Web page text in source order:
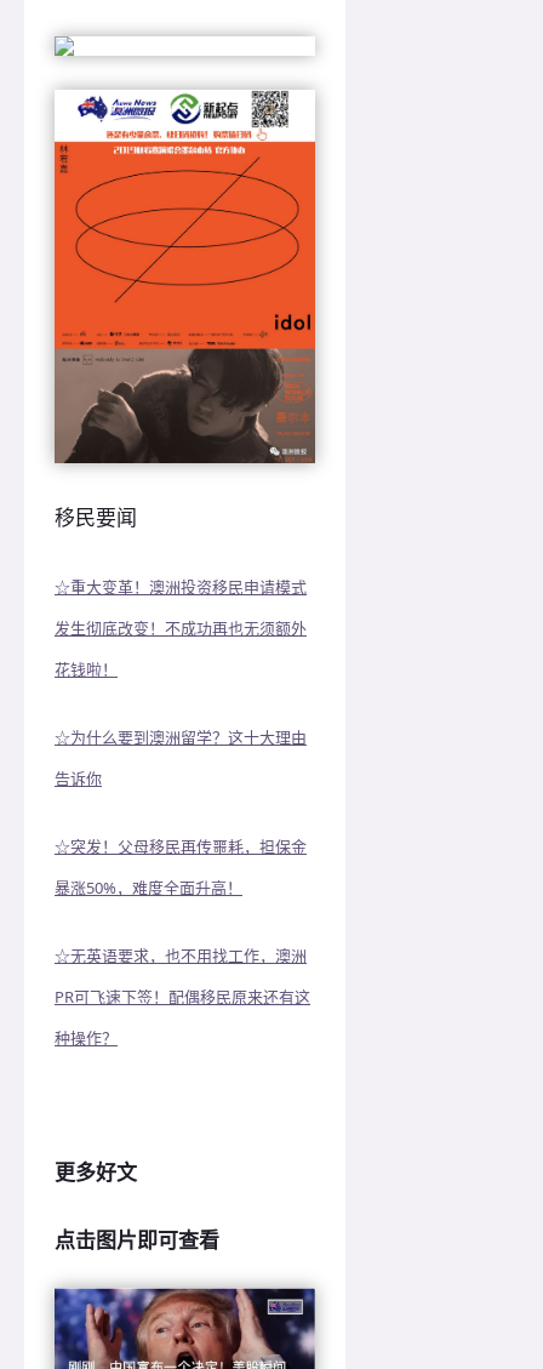
移民要闻
☆重大变革！澳洲投资移民申请模式
发生彻底改变！不成功再也无须额外
花钱啦！
☆为什么要到澳洲留学？这十大理由
告诉你
☆突发！父母移民再传噩耗，担保金
暴涨50%，难度全面升高！
☆无英语要求，也不用找工作，澳洲
PR可飞速下签！配偶移民原来还有这
种操作？
更多好文
点击图片即可查看